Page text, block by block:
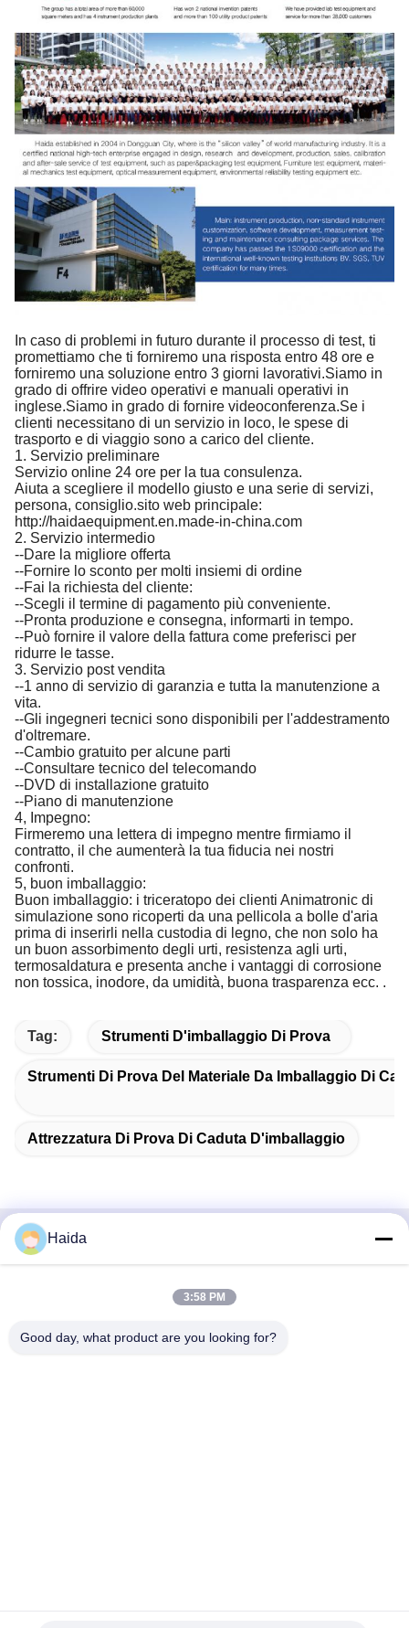
In caso di problemi in futuro durante il processo di test, ti
promettiamo che ti forniremo una risposta entro 48 ore e
forniremo una soluzione entro 3 giorni lavorativi.Siamo in
grado di offrire video operativi e manuali operativi in ​​
inglese.Siamo in grado di fornire videoconferenza.Se i
clienti necessitano di un servizio in loco, le spese di
trasporto e di viaggio sono a carico del cliente.
1. Servizio preliminare
Servizio online 24 ore per la tua consulenza.
Aiuta a scegliere il modello giusto e una serie di servizi,
persona, consiglio.sito web principale:
http://haidaequipment.en.made-in-china.com
2. Servizio intermedio
--Dare la migliore offerta
--Fornire lo sconto per molti insiemi di ordine
--Fai la richiesta del cliente:
--Scegli il termine di pagamento più conveniente.
--Pronta produzione e consegna, informarti in tempo.
--Può fornire il valore della fattura come preferisci per
ridurre le tasse.
3. Servizio post vendita
--1 anno di servizio di garanzia e tutta la manutenzione a
vita.
--Gli ingegneri tecnici sono disponibili per l'addestramento
d'oltremare.
--Cambio gratuito per alcune parti
--Consultare tecnico del telecomando
--DVD di installazione gratuito
--Piano di manutenzione
4, Impegno:
Firmeremo una lettera di impegno mentre firmiamo il
contratto, il che aumenterà la tua fiducia nei nostri
confronti.
5, buon imballaggio:
Buon imballaggio: i triceratopo dei clienti Animatronic di
simulazione sono ricoperti da una pellicola a bolle d'aria
prima di inserirli nella custodia di legno, che non solo ha
un buon assorbimento degli urti, resistenza agli urti,
termosaldatura e presenta anche i vantaggi di corrosione
non tossica, inodore, da umidità, buona trasparenza ecc. .
Tag: Strumenti D'imballaggio Di Prova
Strumenti Di Prova Del Materiale Da Imballaggio Di
Attrezzatura Di Prova Di Caduta D'imballaggio
Contatto rapido
Digital, distretto di Nancheng, città di Dongguan, provincia
Haida
3:58 PM
Good day, what product are you looking for?